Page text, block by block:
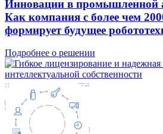
Инновации в промышленной
Как компания с более чем
формирует будущее
Подробнее о решении